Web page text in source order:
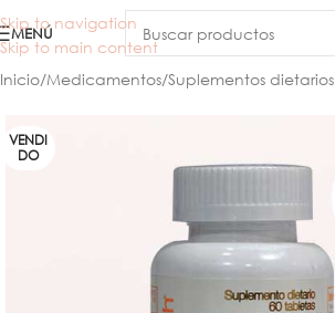
Skip to navigation
Skip to main content
MENÚ
Inicio/Medicamentos/Suplementos dietarios
VENDI
DO